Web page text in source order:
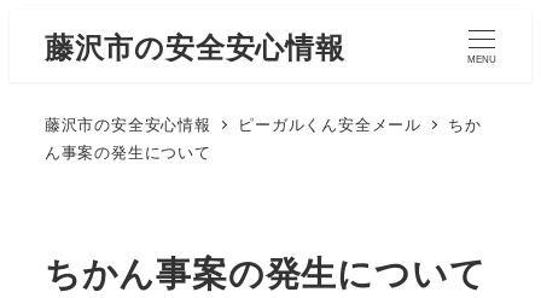
藤沢市の安全安心情報 MENU
藤沢市の安全安心情報 ピーガルくん安全メール
ちか
ん事案の発生について
ちかん事案の発生について